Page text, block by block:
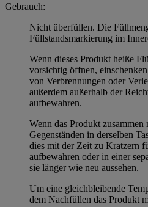
Gebrauch:
Nicht überfüllen. Die
Füllstandsmarkierung im
Wenn dieses Produkt heiße
vorsichtig öffnen,
von Verbrennungen oder
außerdem außerhalb der
aufbewahren.
Wenn das Produkt zusammen
Gegenständen in derselben
dies mit der Zeit zu Kratzern
aufbewahren oder in einer
sie länger wie neu aussehen.
Um eine gleichbleibende
dem Nachfüllen das Produkt